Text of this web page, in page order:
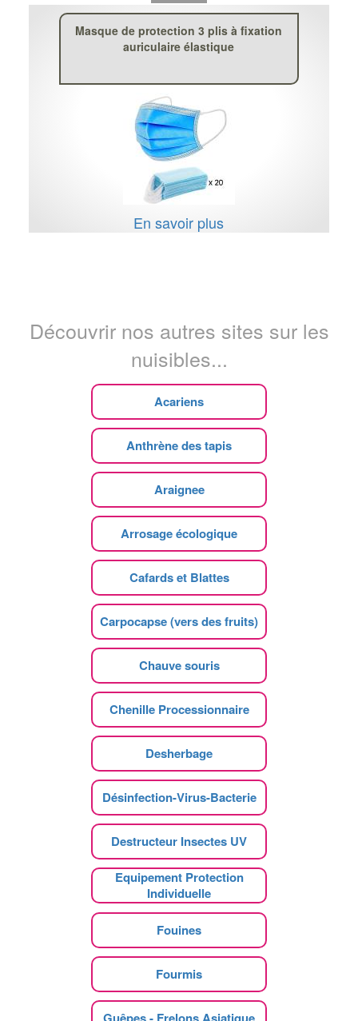
Masque de protection 3 plis à fixation
auriculaire élastique
En savoir plus
Découvrir nos autres sites sur les
nuisibles...
Acariens
Anthrène des tapis
Araignee
Arrosage écologique
Cafards et Blattes
Carpocapse (vers des fruits)
Chauve souris
Chenille Processionnaire
Desherbage
Désinfection-Virus-Bacterie
Destructeur Insectes UV
Equipement Protection
Individuelle
Fouines
Fourmis